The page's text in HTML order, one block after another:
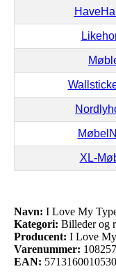
XL-
Navn: I Love My
Kategori: Billeder og
Producent: I Love
Varenummer:
EAN: 5713160010530